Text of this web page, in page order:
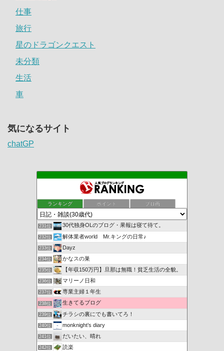
仕事
旅行
星のドラゴンクエスト
未分類
生活
車
気になるサイト
chatGP
ランキング ポイント ブロ画
231位 30代独身OLのブログ・果報は寝て待て。
232位 解体業者world Mr.キングの日常♪
233位 Dayz
234位 かなスの巣
235位 【年収150万円】旦那は無職！貧乏生活の全貌。
236位 マリーノ日和
237位 専業主婦１年生
238位 生きてるブログ
239位 チラシの裏にでも書いてろ！
240位 monknight’s diary
241位 だいたい、晴れ
242位 読楽